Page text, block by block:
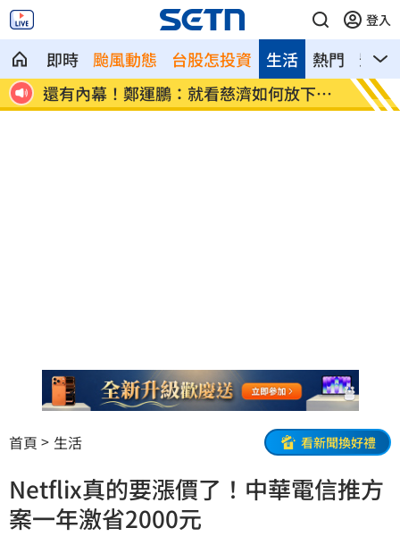
登入
即時 颱風動態 台股怎投資 熱門 影音
生活
照
還有內幕！鄭運鵬：就看慈濟如何放下我
執
漢光
首頁 生活 看新聞換好禮
Netflix真的要漲價了！中華電信推方
案一年激省2000元